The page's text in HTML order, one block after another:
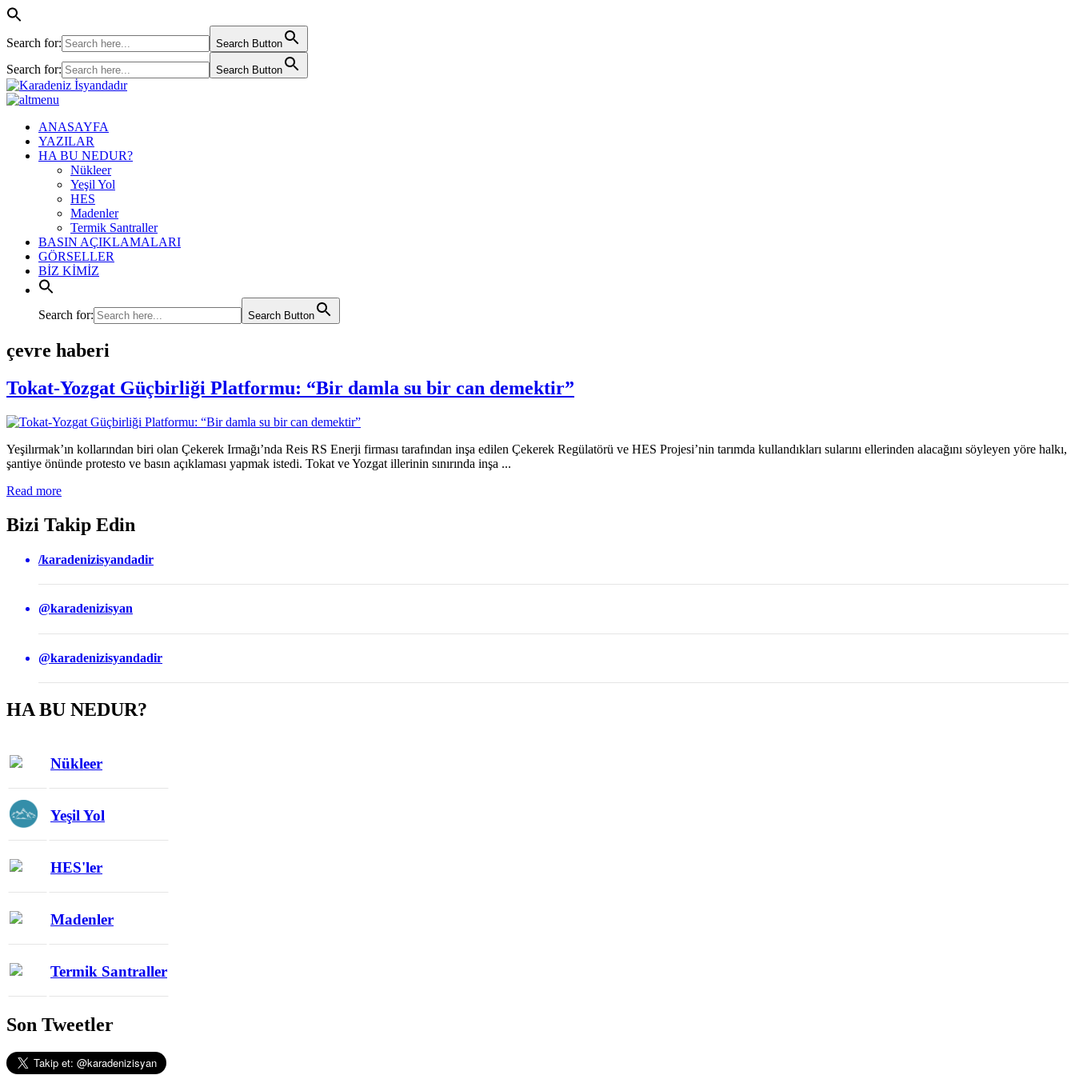
Search for: Search Button
Search for: Search Button
ANASAYFA
YAZILAR
HA BU NEDUR?
Nükleer
Yeşil Yol
HES
Madenler
Termik Santraller
BASIN AÇIKLAMALARI
GÖRSELLER
BİZ KİMİZ
Search for: Search Button
çevre haberi
Tokat-Yozgat Güçbirliği Platformu: “Bir damla su bir can demektir”
Yeşilırmak’ın kollarından biri olan Çekerek Irmağı’nda Reis RS Enerji firması tarafından inşa edilen Çekerek Regülatörü ve HES Projesi’nin tarımda kullandıkları sularını ellerinden alacağını söyleyen yöre halkı,
şantiye önünde protesto ve basın açıklaması yapmak istedi. Tokat ve Yozgat illerinin sınırında inşa ...
Read more
Bizi Takip Edin
/karadenizisyandadir
@karadenizisyan
@karadenizisyandadir
HA BU NEDUR?
Nükleer
Yeşil Yol
HES'ler
Madenler
Termik Santraller
Son Tweetler